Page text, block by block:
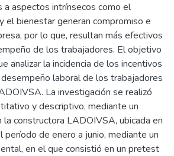
a aspectos intrínsecos como el
el bienestar generan compromiso e
por lo que, resultan más efectivos
de los trabajadores. El objetivo
analizar la incidencia de los incentivos
laboral de los trabajadores
La investigación se realizó
y descriptivo, mediante un
constructora LADOIVSA, ubicada en
período de enero a junio, mediante un
en el que consistió en un pretest